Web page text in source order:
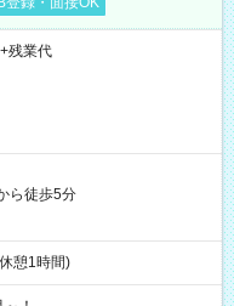
残業代
ら徒歩5分
憩1時間)